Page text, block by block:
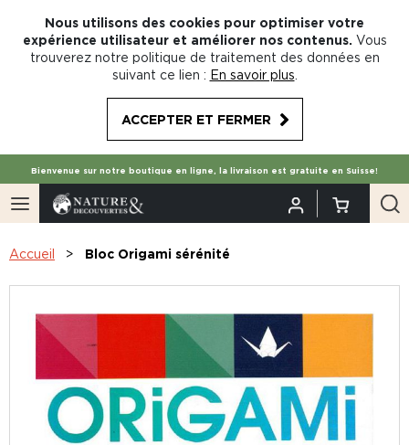
Nous utilisons des cookies pour optimiser votre
expérience utilisateur et améliorer nos contenus. Vous
trouverez notre politique de traitement des données en
suivant ce lien : En savoir plus
ACCEPTER ET FERMER
Bienvenue sur notre boutique en ligne, la livraison est gratuite en Suisse!
Accueil Bloc Origami sérénité